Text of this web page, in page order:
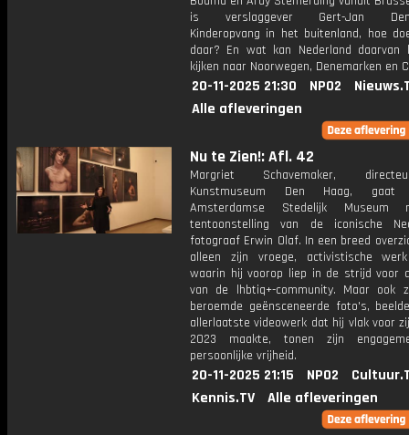
is verslaggever Gert-Jan
Kinderopvang in het buitenland, hoe
daar? En wat kan Nederland daarvan
kijken naar Noorwegen, Denemarken en
20-11-2025 21:30 NPO2
Alle afleveringen
Nu te Zien!: Afl. 42
Margriet Schavemaker,
Kunstmuseum Den Haag,
Amsterdamse Stedelijk Museum
tentoonstelling van de iconische
fotograaf Erwin Olaf. In een breed
alleen zijn vroege, activistische
waarin hij voorop liep in de strijd voor
van de lhbtiq+-community. Maar ook
beroemde geënsceneerde foto's,
allerlaatste videowerk dat hij vlak voor
2023 maakte, tonen zijn
persoonlijke vrijheid.
20-11-2025 21:15 NPO2
Kennis.TV
Alle afleveringen